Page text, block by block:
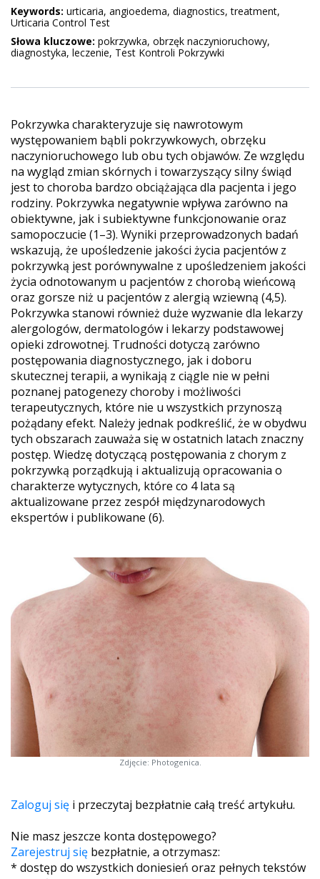
Keywords: urticaria, angioedema, diagnostics, treatment,
Urticaria Control Test
Słowa kluczowe: pokrzywka, obrzęk naczynioruchowy,
diagnostyka, leczenie, Test Kontroli Pokrzywki
Pokrzywka charakteryzuje się nawrotowym
występowaniem bąbli pokrzywkowych, obrzęku
naczynioruchowego lub obu tych objawów. Ze względu
na wygląd zmian skórnych i towarzyszący silny świąd
jest to choroba bardzo obciążająca dla pacjenta i jego
rodziny. Pokrzywka negatywnie wpływa zarówno na
obiektywne, jak i subiektywne funkcjonowanie oraz
samopoczucie (1–3). Wyniki przeprowadzonych badań
wskazują, że upośledzenie jakości życia pacjentów z
pokrzywką jest porównywalne z upośledzeniem jakości
życia odnotowanym u pacjentów z chorobą wieńcową
oraz gorsze niż u pacjentów z alergią wziewną (4,5).
Pokrzywka stanowi również duże wyzwanie dla lekarzy
alergologów, dermatologów i lekarzy podstawowej
opieki zdrowotnej. Trudności dotyczą zarówno
postępowania diagnostycznego, jak i doboru
skutecznej terapii, a wynikają z ciągle nie w pełni
poznanej patogenezy choroby i możliwości
terapeutycznych, które nie u wszystkich przynoszą
pożądany efekt. Należy jednak podkreślić, że w obydwu
tych obszarach zauważa się w ostatnich latach znaczny
postęp. Wiedzę dotyczącą postępowania z chorym z
pokrzywką porządkują i aktualizują opracowania o
charakterze wytycznych, które co 4 lata są
aktualizowane przez zespół międzynarodowych
ekspertów i publikowane (6).
Zdjęcie: Photogenica.
Zaloguj się i przeczytaj bezpłatnie całą treść artykułu.
Nie masz jeszcze konta dostępowego?
Zarejestruj się bezpłatnie, a otrzymasz:
* dostęp do wszystkich doniesień oraz pełnych tekstów